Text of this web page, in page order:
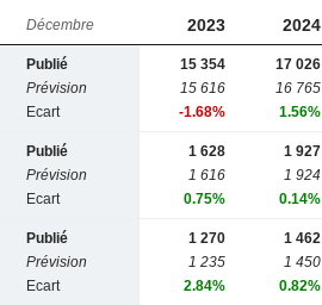
Décembre 2023 2024
Publié
Prévision
Ecart
15 354
15 616
-1.68%
17 026
16 765
1.56%
Publié
Prévision
Ecart
1 628
1 616
0.75%
1 927
1 924
0.14%
Publié
Prévision
Ecart
1 270
1 235
2.84%
1 462
1 450
0.82%